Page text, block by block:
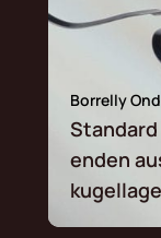
Borrelly
enden